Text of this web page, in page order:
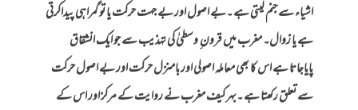
اشیاء سےجنم لیتی ہے ۔بے اصول اور بے جہت حرکت یا تو گمراہی پیداکرتی
ہے یا زوال۔ مغرب میں قرون ِ وسطیٰ کی تہذیب سے جو ایک انشقاق
پایاجاتا ہے اس کا بھی معاملہ اصولی اور بامنزل حرکت اور بے اصول حرکت
سے تعلق رکھتا ہے ۔بہر کیف مغرب نے روایت کے مرکز اور اس کے